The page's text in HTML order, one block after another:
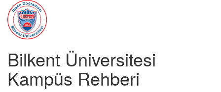
Bilkent Üniversitesi
Kampüs Rehberi